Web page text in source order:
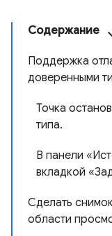
Содержание
Поддержка
доверенными
Точка
типа.
В панели
вкладкой
Сделать
области